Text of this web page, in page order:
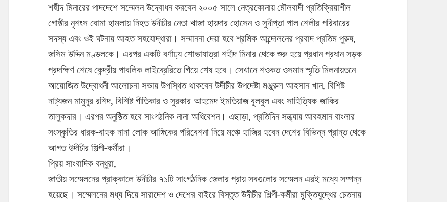
শহীদ মিনারের পাদদেশে সম্মেলন উদ্বোধন করবেন ২০০৫ সালে নেত্রকোনায় মৌলবাদী প্রতিক্রিয়াশীল
গোষ্ঠীর নৃশংস বোমা হামলায় নিহত উদীচীর নেতা খাজা হায়দার হোসেন ও সুদীপ্তা পাল শেলীর পরিবারের
সদস্য এবং ওই ঘটনায় আহত সহযোদ্ধারা। সম্মাননা দেয়া হবে শ্রমিক আন্দোলনের প্রবাদ প্রতিম পুরুষ,
জসিম উদ্দিন মণ্ডলকে। এরপর একটি বর্ণাঢ্য শোভাযাত্রা শহীদ মিনার থেকে শুরু হয়ে প্রধান প্রধান সড়ক
প্রদক্ষিণ শেষে কেন্দ্রীয় পাবলিক লাইব্রেরিতে গিয়ে শেষ হবে। সেখানে শওকত ওসমান স্মৃতি মিলনায়তনে
আয়োজিত উদ্বোধনী আলোচনা সভায় উপস্থিত থাকবেন উদীচীর উপদেষ্টা মঞ্জুরুল আহসান খান, বিশিষ্ট
নাট্যজন মামুনুর রশিদ, বিশিষ্ট গীতিকার ও সুরকার আহমেদ ইমতিয়াজ বুলবুল এবং সাহিত্যিক জাকির
তালুকদার। এরপর অনুষ্ঠিত হবে সাংগঠনিক নানা অধিবেশন। এছাড়া, প্রতিদিন সন্ধ্যায় আবহমান বাংলার
সংস্কৃতির ধারক-বাহক নানা লোক আঙ্গিকের পরিবেশনা নিয়ে মঞ্চে হাজির হবেন দেশের বিভিন্ন প্রান্ত থেকে
আগত উদীচীর শিল্পী-কর্মীরা।
প্রিয় সাংবাদিক বন্ধুরা,
জাতীয় সম্মেলনের প্রাক্কালে উদীচীর ৭১টি সাংগঠনিক জেলার প্রায় সবগুলোর সম্মেলন এরই মধ্যে সম্পন্ন
হয়েছে। সম্মেলনের মধ্য দিয়ে সারাদেশ ও দেশের বাইরে বিস্তৃত উদীচীর শিল্পী-কর্মীরা মুক্তিযুদ্ধের চেতনায়